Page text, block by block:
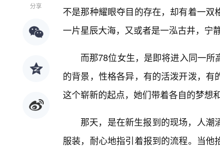
分享
不是那种耀眼夺目的存在，却有着一
一片星辰大海，又或者是一泓古井，宁
而那78位女生，是即将进入同一
的背景，性格各异，有的活泼开泼，
这个崭新的起点，她们带着各自的梦想
那天，是在新生报到的现场，人
服装，耐心地指引着报到的流程。当